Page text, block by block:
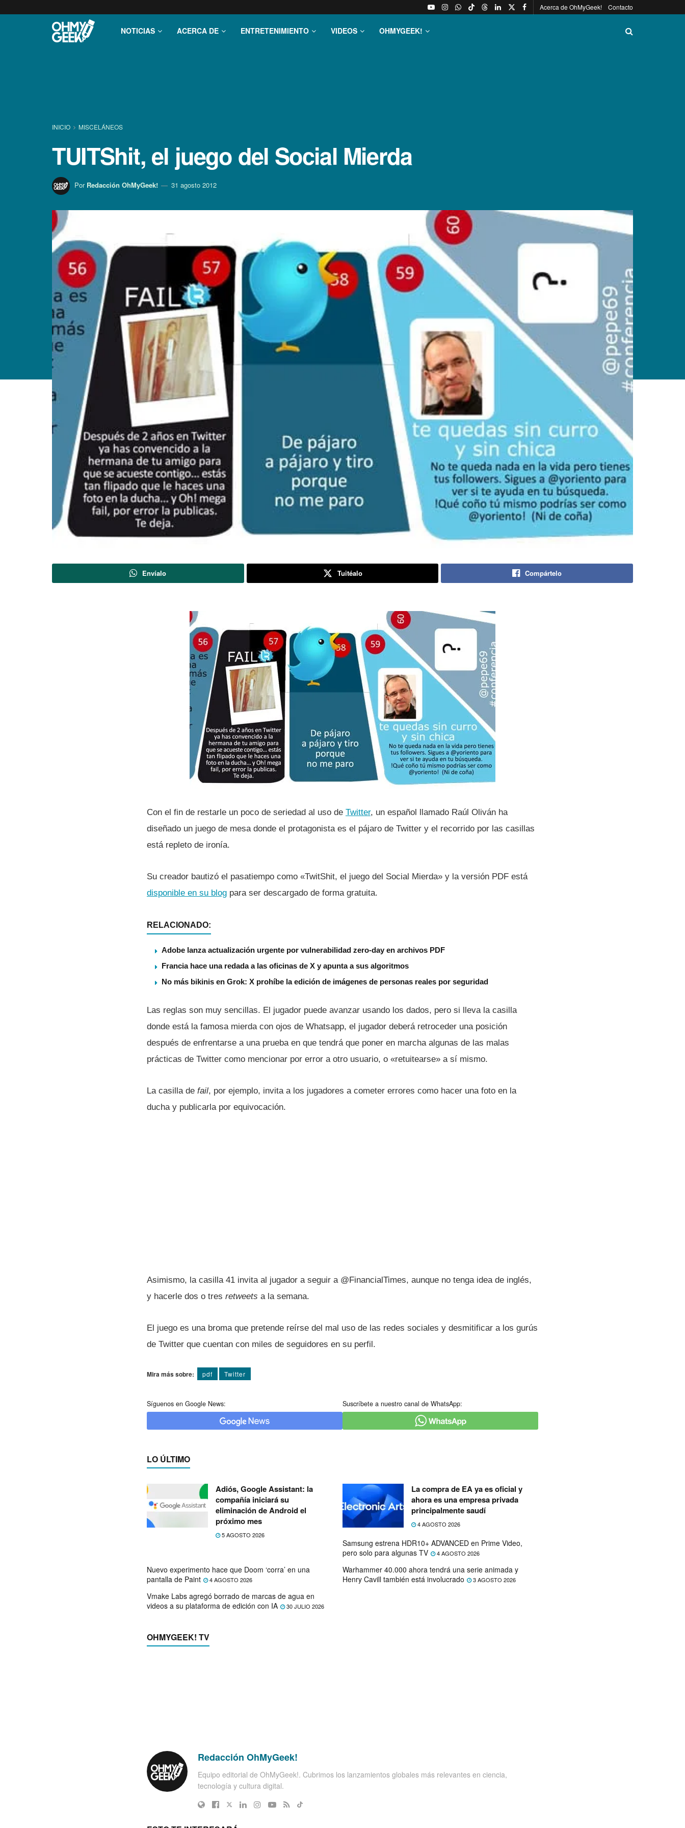
Acerca de OhMyGeek! Contacto
NOTICIAS ACERCA DE ENTRETENIMIENTO VIDEOS OHMYGEEK!
INICIO MISCELÁNEOS
TUITShit, el juego del Social Mierda
Por Redacción OhMyGeek! 31 agosto 2012
Envíalo Tuitéalo Compártelo
Con el fin de restarle un poco de seriedad al uso de Twitter, un español llamado Raúl Oliván ha
diseñado un juego de mesa donde el protagonista es el pájaro de Twitter y el recorrido por las casillas
está repleto de ironí­a.
Su creador bautizó el pasatiempo como «TwitShit, el juego del Social Mierda» y la versión PDF está
disponible en su blog para ser descargado de forma gratuita.
RELACIONADO:
Adobe lanza actualización urgente por vulnerabilidad zero-day en archivos PDF
Francia hace una redada a las oficinas de X y apunta a sus algoritmos
No más bikinis en Grok: X prohíbe la edición de imágenes de personas reales por seguridad
Las reglas son muy sencillas. El jugador puede avanzar usando los dados, pero si lleva la casilla
donde está la famosa mierda con ojos de Whatsapp, el jugador deberá retroceder una posición
después de enfrentarse a una prueba en que tendrá que poner en marcha algunas de las malas
prácticas de Twitter como mencionar por error a otro usuario, o «retuitearse» a sí­ mismo.
La casilla de fail, por ejemplo, invita a los jugadores a cometer errores como hacer una foto en la
ducha y publicarla por equivocación.
Asimismo, la casilla 41 invita al jugador a seguir a @FinancialTimes, aunque no tenga idea de inglés,
y hacerle dos o tres retweets a la semana.
El juego es una broma que pretende reí­rse del mal uso de las redes sociales y desmitificar a los gurús
de Twitter que cuentan con miles de seguidores en su perfil.
Mira más sobre: pdf Twitter
Síguenos en Google News: Suscríbete a nuestro canal de WhatsApp:
LO ÚLTIMO
Adiós, Google Assistant: la
compañía iniciará su
eliminación de Android el
próximo mes
5 AGOSTO 2026
La compra de EA ya es oficial y
ahora es una empresa privada
principalmente saudí
4 AGOSTO 2026
Samsung estrena HDR10+ ADVANCED en Prime Video,
pero solo para algunas TV
4 AGOSTO 2026
Nuevo experimento hace que Doom ‘corra’ en una
pantalla de Paint
4 AGOSTO 2026
Warhammer 40.000 ahora tendrá una serie animada y
Henry Cavill también está involucrado
3 AGOSTO 2026
Vmake Labs agregó borrado de marcas de agua en
videos a su plataforma de edición con IA
30 JULIO 2026
OHMYGEEK! TV
Redacción OhMyGeek!
Equipo editorial de OhMyGeek!. Cubrimos los lanzamientos globales más relevantes en ciencia,
tecnología y cultura digital.